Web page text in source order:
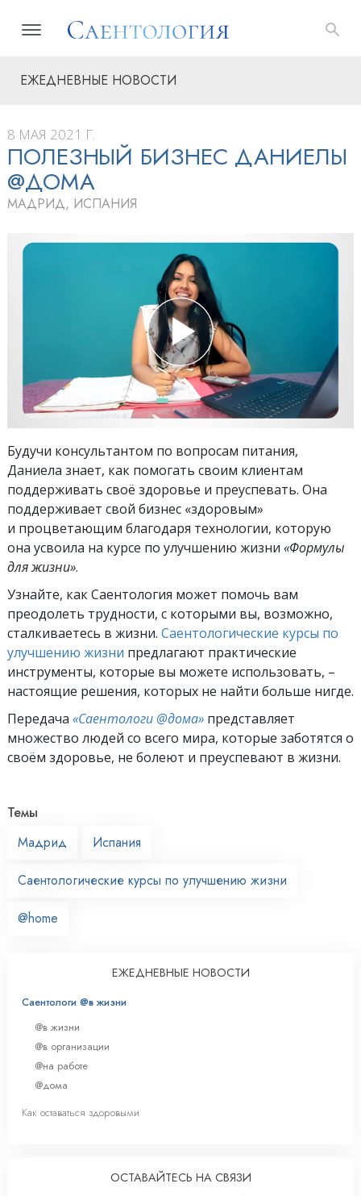
ЕЖЕДНЕВНЫЕ НОВОСТИ
8 МАЯ 2021 Г.
ПОЛЕЗНЫЙ БИЗНЕС ДАНИЕЛЫ
@ДОМА
МАДРИД, ИСПАНИЯ
Будучи консультантом по вопросам питания,
Даниела знает, как помогать своим клиентам
поддерживать своё здоровье и преуспевать. Она
поддерживает свой бизнес «здоровым»
и процветающим благодаря технологии, которую
она усвоила на курсе по улучшению жизни «Формулы
для жизни».
Узнайте, как Саентология может помочь вам
преодолеть трудности, с которыми вы, возможно,
сталкиваетесь в жизни. Саентологические курсы по
улучшению жизни предлагают практические
инструменты, которые вы можете использовать, –
настоящие решения, которых не найти больше нигде.
Передача «Саентологи @дома» представляет
множество людей со всего мира, которые заботятся о
своём здоровье, не болеют и преуспевают в жизни.
Темы
Мадрид
Испания
Саентологические курсы по улучшению жизни
@home
ЕЖЕДНЕВНЫЕ НОВОСТИ
Саентологи @в жизни
@в жизни
@в организации
@на работе
@дома
Как оставаться здоровыми
ОСТАВАЙТЕСЬ НА СВЯЗИ